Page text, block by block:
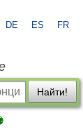
DE ES FR
Найти!